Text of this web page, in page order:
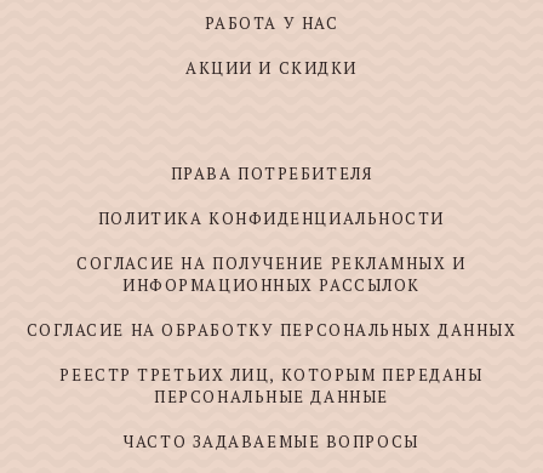
РАБОТА У НАС
АКЦИИ И СКИДКИ
ПРАВА ПОТРЕБИТЕЛЯ
ПОЛИТИКА КОНФИДЕНЦИАЛЬНОСТИ
СОГЛАСИЕ НА ПОЛУЧЕНИЕ РЕКЛАМНЫХ И
ИНФОРМАЦИОННЫХ РАССЫЛОК
СОГЛАСИЕ НА ОБРАБОТКУ ПЕРСОНАЛЬНЫХ ДАННЫХ
РЕЕСТР ТРЕТЬИХ ЛИЦ, КОТОРЫМ ПЕРЕДАНЫ
ПЕРСОНАЛЬНЫЕ ДАННЫЕ
ЧАСТО ЗАДАВАЕМЫЕ ВОПРОСЫ